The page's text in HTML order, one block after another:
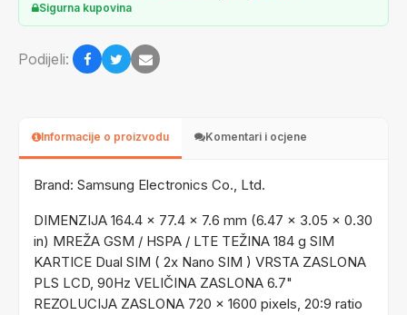
Sigurna kupovina
Podijeli:
Informacije o proizvodu Komentari i ocjene
Brand: Samsung Electronics Co., Ltd.
DIMENZIJA 164.4 x 77.4 x 7.6 mm (6.47 x 3.05 x 0.30
in) MREŽA GSM / HSPA / LTE TEŽINA 184 g SIM
KARTICE Dual SIM ( 2x Nano SIM ) VRSTA ZASLONA
PLS LCD, 90Hz VELIČINA ZASLONA 6.7"
REZOLUCIJA ZASLONA 720 x 1600 pixels, 20:9 ratio